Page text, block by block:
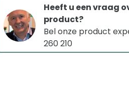
Heeft u een vraag
product?
Bel onze product
260 210